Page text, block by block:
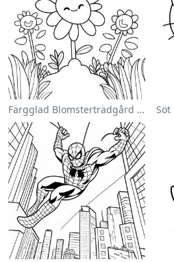
Färgglad Blomsterträdgård Målarbild